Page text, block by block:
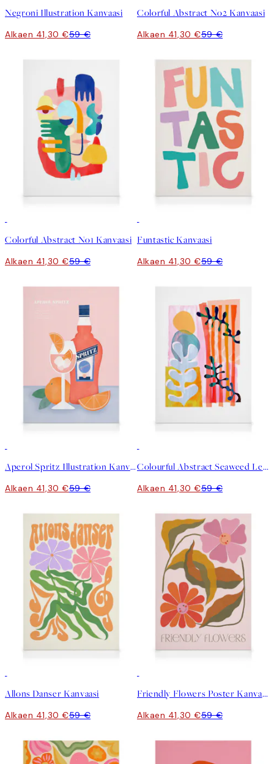
Negroni Illustration Kanvaasi
Alkaen 41,30 €59 €
Colorful Abstract No2 Kanvaasi
Alkaen 41,30 €59 €
Colorful Abstract No1 Kanvaasi
Alkaen 41,30 €59 €
Funtastic Kanvaasi
Alkaen 41,30 €59 €
Aperol Spritz Illustration Kanvaasi
Alkaen 41,30 €59 €
Colourful Abstract Seaweed Leaf Kanvaasi
Alkaen 41,30 €59 €
Allons Danser Kanvaasi
Alkaen 41,30 €59 €
Friendly Flowers Poster Kanvaasi
Alkaen 41,30 €59 €